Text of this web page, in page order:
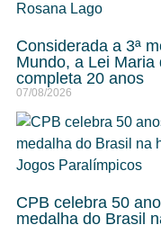
Considerada a 3ª
Mundo, a Lei Maria
completa 20 anos
07/08/2026
CPB celebra 50
medalha do Brasil